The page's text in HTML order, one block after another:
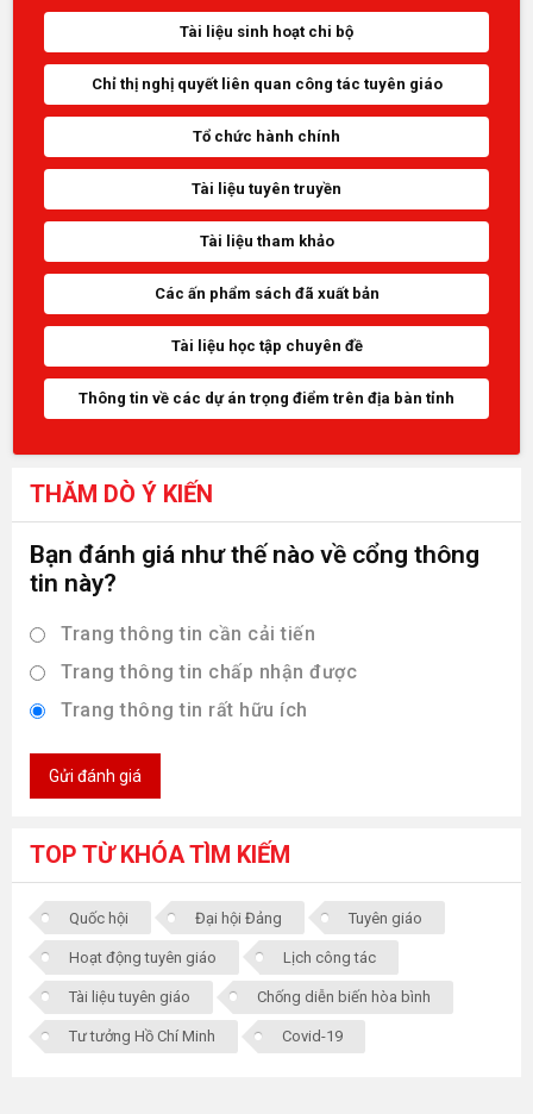
Tài liệu sinh hoạt chi bộ
Chỉ thị nghị quyết liên quan công tác tuyên giáo
Tổ chức hành chính
Tài liệu tuyên truyền
Tài liệu tham khảo
Các ấn phẩm sách đã xuất bản
Tài liệu học tập chuyên đề
Thông tin về các dự án trọng điểm trên địa bàn tỉnh
THĂM DÒ Ý KIẾN
Bạn đánh giá như thế nào về cổng thông
tin này?
Trang thông tin cần cải tiến
Trang thông tin chấp nhận được
Trang thông tin rất hữu ích
Gửi đánh giá
TOP TỪ KHÓA TÌM KIẾM
Quốc hội Đại hội Đảng Tuyên giáo
Hoạt động tuyên giáo Lịch công tác
Tài liệu tuyên giáo Chống diễn biến hòa bình
Tư tưởng Hồ Chí Minh Covid-19